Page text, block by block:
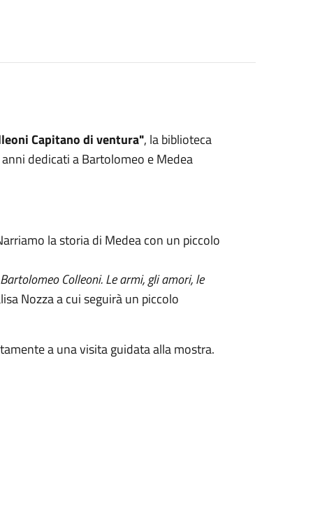
Capitano di ventura", la biblioteca
dedicati a Bartolomeo e Medea
la storia di Medea con un piccolo
Bartolomeo Colleoni. Le armi, gli amori, le
Nozza a cui seguirà un piccolo
a una visita guidata alla mostra.